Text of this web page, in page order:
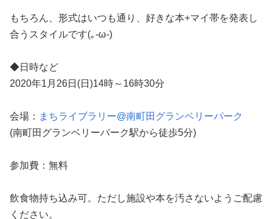
もちろん、形式はいつも通り、好きな本+マイ帯を発表し
合うスタイルです(｡-ω-)
◆日時など
2020年1月26日(日)14時～16時30分
会場： まちライブラリー@南町田グランベリーパーク
(南町田グランベリーパーク駅から徒歩5分)
参加費：無料
飲食物持ち込み可。ただし施設や本を汚さないようご配慮
ください。